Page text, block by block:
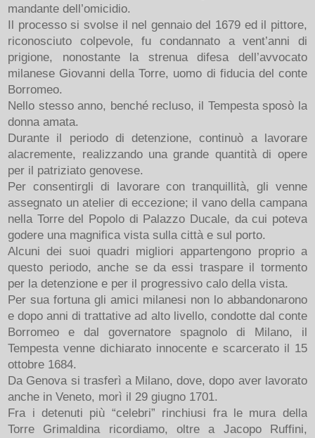
mandante dell’omicidio.
Il processo si svolse il nel gennaio del 1679 ed il pittore,
riconosciuto colpevole, fu condannato a vent’anni di
prigione, nonostante la strenua difesa dell’avvocato
milanese Giovanni della Torre, uomo di fiducia del conte
Borromeo.
Nello stesso anno, benché recluso, il Tempesta sposò la
donna amata.
Durante il periodo di detenzione, continuò a lavorare
alacremente, realizzando una grande quantità di opere
per il patriziato genovese.
Per consentirgli di lavorare con tranquillità, gli venne
assegnato un atelier di eccezione; il vano della campana
nella Torre del Popolo di Palazzo Ducale, da cui poteva
godere una magnifica vista sulla città e sul porto.
Alcuni dei suoi quadri migliori appartengono proprio a
questo periodo, anche se da essi traspare il tormento
per la detenzione e per il progressivo calo della vista.
Per sua fortuna gli amici milanesi non lo abbandonarono
e dopo anni di trattative ad alto livello, condotte dal conte
Borromeo e dal governatore spagnolo di Milano, il
Tempesta venne dichiarato innocente e scarcerato il 15
ottobre 1684.
Da Genova si trasferì a Milano, dove, dopo aver lavorato
anche in Veneto, morì il 29 giugno 1701.
Fra i detenuti più “celebri” rinchiusi fra le mura della
Torre Grimaldina ricordiamo, oltre a Jacopo Ruffini,